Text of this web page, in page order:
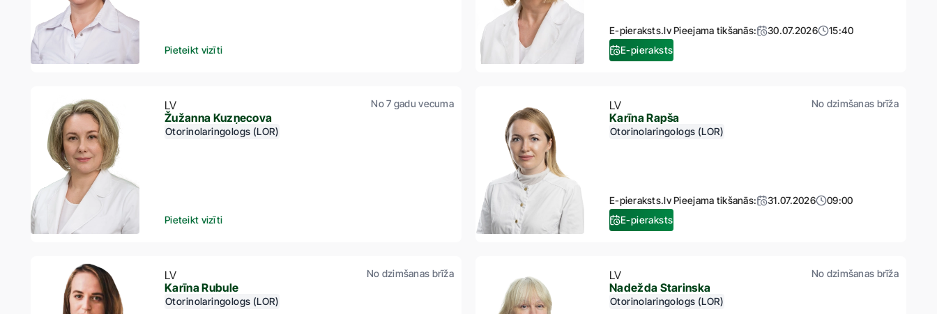
Pieteikt vizīti
E-pieraksts.lv Pieejama tikšanās: 30.07.2026
15:40
E-pieraksts
LV No 7 gadu vecuma
Žužanna Kuzņecova
Otorinolaringologs (LOR)
Pieteikt vizīti
LV No dzimšanas brīža
Karīna Rapša
Otorinolaringologs (LOR)
E-pieraksts.lv Pieejama tikšanās: 31.07.2026
09:00
E-pieraksts
LV No dzimšanas brīža
Karīna Rubule
Otorinolaringologs (LOR)
LV No dzimšanas brīža
Nadežda Starinska
Otorinolaringologs (LOR)